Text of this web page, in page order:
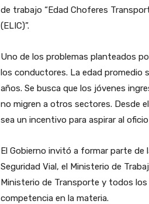
de trabajo “Edad Choferes
(ELIC)”.
Uno de los problemas planteados
los conductores. La edad promedio
años. Se busca que los jóvenes
no migren a otros sectores. Desde
sea un incentivo para aspirar al
El Gobierno invitó a formar parte de
Seguridad Vial, el Ministerio de
Ministerio de Transporte y todos
competencia en la materia.